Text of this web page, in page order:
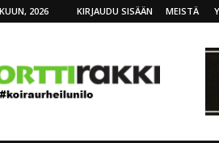
2026 KIRJAUDU SISÄÄN MEISTÄ